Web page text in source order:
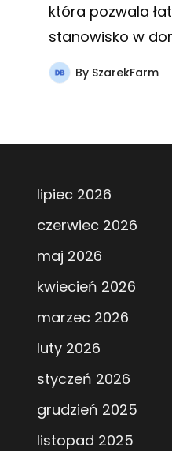
która pozwala
stanowisko w
By SzarekFarm
lipiec 2026
czerwiec 2026
maj 2026
kwiecień 2026
marzec 2026
luty 2026
styczeń 2026
grudzień 2025
listopad 2025